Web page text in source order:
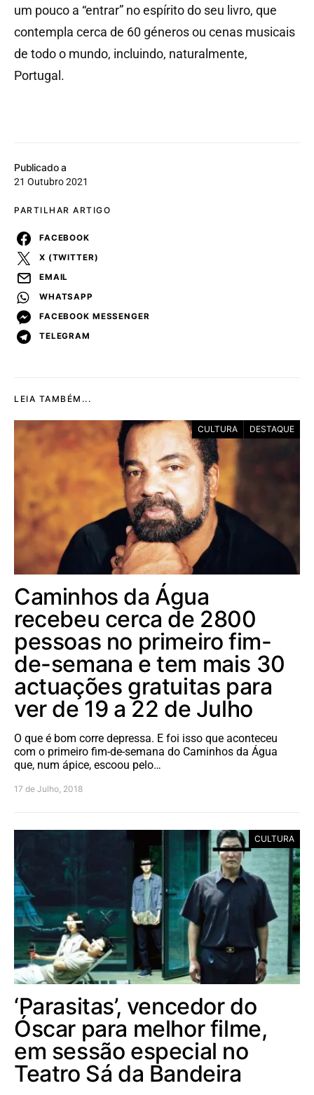
Publicado a
21 Outubro 2021
PARTILHAR ARTIGO
FACEBOOK
X (TWITTER)
EMAIL
WHATSAPP
FACEBOOK MESSENGER
TELEGRAM
um pouco a “entrar” no espírito do seu livro, que
contempla cerca de 60 géneros ou cenas musicais
de todo o mundo, incluindo, naturalmente,
Portugal.
LEIA TAMBÉM...
CULTURA DESTAQUE
Caminhos da Água
recebeu cerca de 2800
pessoas no primeiro fim-
de-semana e tem mais 30
actuações gratuitas para
ver de 19 a 22 de Julho
O que é bom corre depressa. E foi isso que aconteceu
com o primeiro fim-de-semana do Caminhos da Água
que, num ápice, escoou pelo…
17 de Julho, 2018
CULTURA
‘Parasitas’, vencedor do
Óscar para melhor filme,
em sessão especial no
Teatro Sá da Bandeira